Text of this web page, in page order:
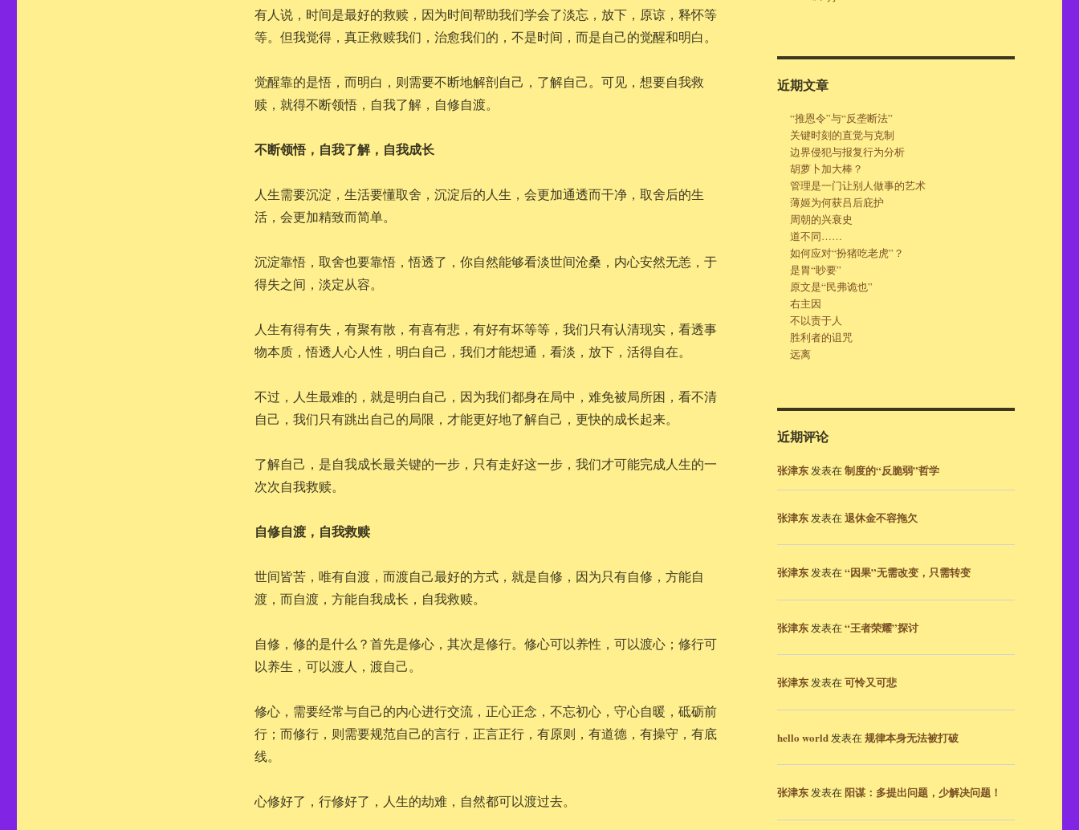
有人说，时间是最好的救赎，因为时间帮助我们学会了淡忘，放下，原谅，释怀等
等。但我觉得，真正救赎我们，治愈我们的，不是时间，而是自己的觉醒和明白。
觉醒靠的是悟，而明白，则需要不断地解剖自己，了解自己。可见，想要自我救
赎，就得不断领悟，自我了解，自修自渡。
不断领悟，自我了解，自我成长
人生需要沉淀，生活要懂取舍，沉淀后的人生，会更加通透而干净，取舍后的生
活，会更加精致而简单。
沉淀靠悟，取舍也要靠悟，悟透了，你自然能够看淡世间沧桑，内心安然无恙，于
得失之间，淡定从容。
人生有得有失，有聚有散，有喜有悲，有好有坏等等，我们只有认清现实，看透事
物本质，悟透人心人性，明白自己，我们才能想通，看淡，放下，活得自在。
不过，人生最难的，就是明白自己，因为我们都身在局中，难免被局所困，看不清
自己，我们只有跳出自己的局限，才能更好地了解自己，更快的成长起来。
了解自己，是自我成长最关键的一步，只有走好这一步，我们才可能完成人生的一
次次自我救赎。
自修自渡，自我救赎
世间皆苦，唯有自渡，而渡自己最好的方式，就是自修，因为只有自修，方能自
渡，而自渡，方能自我成长，自我救赎。
自修，修的是什么？首先是修心，其次是修行。修心可以养性，可以渡心；修行可
以养生，可以渡人，渡自己。
修心，需要经常与自己的内心进行交流，正心正念，不忘初心，守心自暖，砥砺前
行；而修行，则需要规范自己的言行，正言正行，有原则，有道德，有操守，有底
线。
心修好了，行修好了，人生的劫难，自然都可以渡过去。
近期文章
“推恩令”与“反垄断法”
关键时刻的直觉与克制
边界侵犯与报复行为分析
胡萝卜加大棒？
管理是一门让别人做事的艺术
薄姬为何获吕后庇护
周朝的兴衰史
道不同……
如何应对“扮猪吃老虎”？
是胃“眇要”
原文是“民弗诡也”
右主因
不以责于人
胜利者的诅咒
远离
近期评论
张津东发表在制度的“反脆弱”哲学
张津东发表在退休金不容拖欠
张津东发表在“因果”无需改变，只需转变
张津东发表在“王者荣耀”探讨
张津东发表在可怜又可悲
hello world发表在规律本身无法被打破
张津东发表在阳谋：多提出问题，少解决问题！